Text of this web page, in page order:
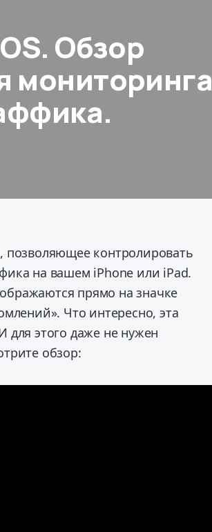
Обзор
мониторинга
позволяющее контролировать
на вашем iPhone или iPad.
прямо на значке
Что интересно, эта
для этого даже не нужен
обзор: